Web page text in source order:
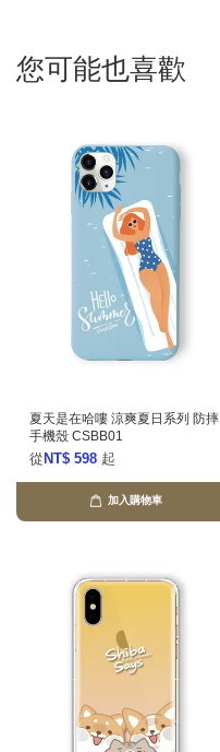
您可能也喜歡
夏天是在哈嘍 涼爽夏日系列 防摔
手機殼 CSBB01
從 NT$ 598 起
加入購物車